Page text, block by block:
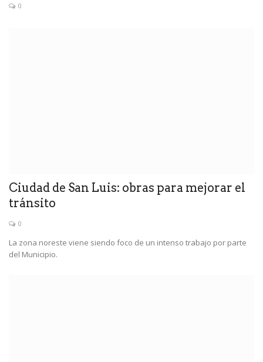
0
Ciudad de San Luis: obras para mejorar el
tránsito
0
La zona noreste viene siendo foco de un intenso trabajo por parte
del Municipio.